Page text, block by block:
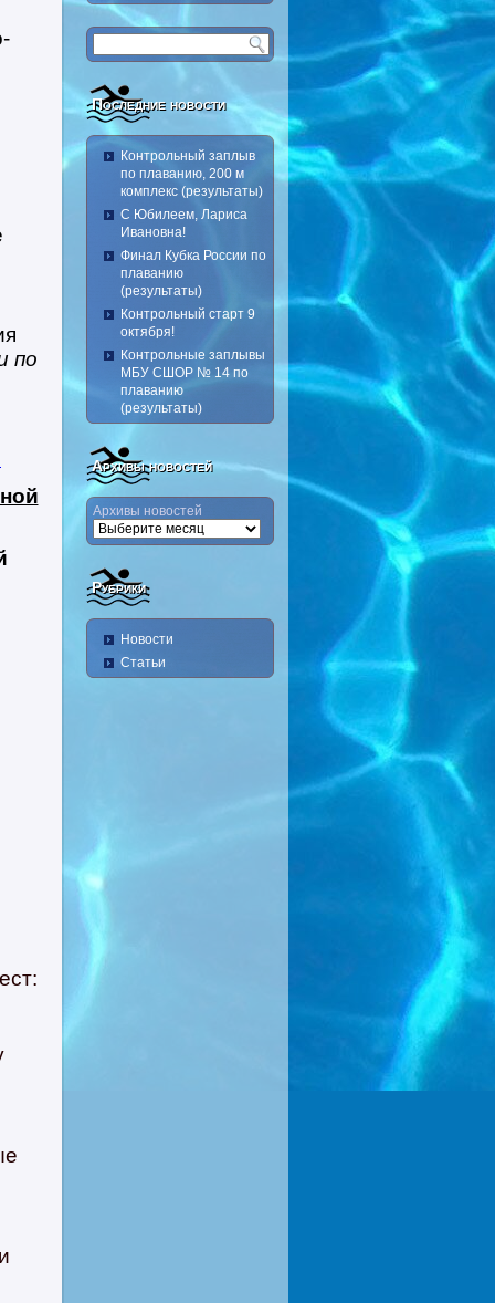
по
Последние новости
Контрольный заплыв
по плаванию, 200 м
комплекс (результаты)
С Юбилеем, Лариса
Ивановна!
Финал Кубка России по
плаванию
(результаты)
Контрольный старт 9
октября!
Контрольные заплывы
МБУ СШОР № 14 по
плаванию
(результаты)
Архивы новостей
Архивы новостей
Рубрики
Новости
Статьи